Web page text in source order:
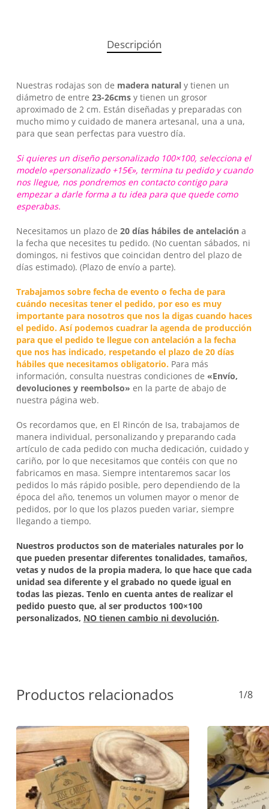
No hay productos en el carrito.
Go To Shop
Descripción
Nuestras rodajas son de madera naturaly tienen un
diámetro de entre 23-26cmsy tienen un grosor
aproximado de 2 cm. Están diseñadas y preparadas con
mucho mimo y cuidado de manera artesanal, una a una,
para que sean perfectas para vuestro día.
Si quieres un diseño personalizado 100×100, selecciona el
modelo «personalizado +15€», termina tu pedido y cuando
nos llegue, nos pondremos en contacto contigo para
empezar a darle forma a tu idea para que quede como
esperabas.
Necesitamos un plazo de 20 días hábiles de antelacióna
la fecha que necesites tu pedido. (No cuentan sábados, ni
domingos, ni festivos que coincidan dentro del plazo de
días estimado). (Plazo de envío a parte).
Trabajamos sobre fecha de evento o fecha de para
cuándo necesitas tener el pedido, por eso es muy
importante para nosotros que nos la digas cuando haces
el pedido. Así podemos cuadrar la agenda de producción
para que el pedido te llegue con antelación a la fecha
que nos has indicado, respetando el plazo de 20 días
hábiles que necesitamos obligatorio. Para más
información, consulta nuestras condiciones de «Envío,
devoluciones y reembolso» en la parte de abajo de
nuestra página web.
Os recordamos que, en El Rincón de Isa, trabajamos de
manera individual, personalizando y preparando cada
artículo de cada pedido con mucha dedicación, cuidado y
cariño, por lo que necesitamos que contéis con que no
fabricamos en masa. Siempre intentaremos sacar los
pedidos lo más rápido posible, pero dependiendo de la
época del año, tenemos un volumen mayor o menor de
pedidos, por lo que los plazos pueden variar, siempre
llegando a tiempo.
Nuestros productos son de materiales naturales por lo
que pueden presentar diferentes tonalidades, tamaños,
vetas y nudos de la propia madera, lo que hace que cada
unidad sea diferente y el grabado no quede igual en
todas las piezas. Tenlo en cuenta antes de realizar el
pedido puesto que, al ser productos 100×100
personalizados, NO tienen cambio ni devolución.
Productos relacionados 1/8